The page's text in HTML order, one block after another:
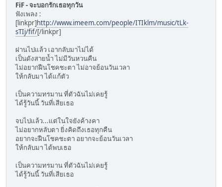
FiF - จะบอกรักเธอทุกวัน
ฟังเพลง :
[linkpr]http://www.imeem.com/people/ITIklm/music/tLk-
sTIj/fif/[/linkpr]
ผ่านไปแล้ว เอากลับมาไม่ได้
เป็นดังสายน้ำ ไม่มีวันหวนคืน
ไม่อยากฝืนโชคชะตา ไม่อาจย้อนวันเวลา
ให้กลับมา ได้แก้ตัว
เป็นความทรมาน ที่ตัวฉันไม่เคยรู้
ได้รู้วันนี้ วันที่เสียเธอ
จบไปแล้ว...แต่ในใจยังค้างคา
ไม่อยากหลับตา ยิ่งคิดถึงเธอทุกคืน
อยากจะฝืนโชคชะตา อยากจะย้อนวันเวลา
ให้กลับมา ได้พบเธอ
เป็นความทรมาน ที่ตัวฉันไม่เคยรู้
ได้รู้วันนี้ วันที่เสียเธอ